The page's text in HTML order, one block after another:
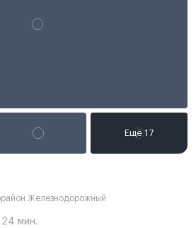
Железнодорожный
24 мин.